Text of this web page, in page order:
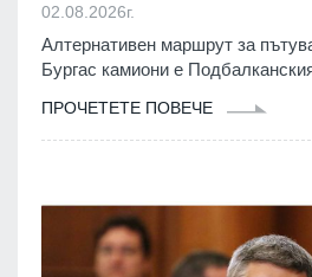
02.08.2026г.
Алтернативен маршрут за
Бургас камиони е
ПРОЧЕТЕТЕ ПОВЕЧЕ